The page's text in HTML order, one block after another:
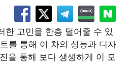
한 고민을 한층 덜어줄 수 있
를 통해 이 차의 성능과 디자
을 통해 보다 생생하게 이 모